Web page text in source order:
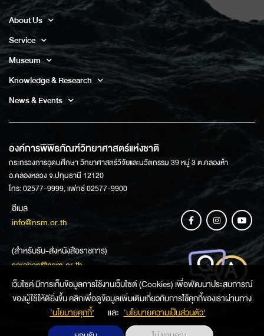
About Us
Service
Museum
Knowledge & Research
News & Events
องค์การพิพิธภัณฑ์วิทยาศาสตร์แห่งชาติ
กระทรวงการอุดมศึกษา วิทยาศาสตร์วิจัยและนวัตกรรม 39 หมู่ 3 ต.คลองห้า
อ.คลองหลวง จ.ปทุมธานี 12120
โทร: 02577-9999, แฟกซ์ 02577-9900
อีเมล
info@nsm.or.th
(สำหรับรับ-ส่งหนังสือราชการ)
saraban@nsm.or.th
ช่องทางการสอบถามข้อมูล
เว็บไซค์ มีการเก็บข้อมูลการใช้งานเว็บไซต์ (Cookies) เพื่อพัฒนาประสบการณ์
ของผู้ใช้ให้ดียิ่งขึ้น คลิกเพื่อดูข้อมูลเพิ่มเติมเกี่ยวกับการใช้คุกกี้ของเราผ่านทาง
‘นโยบายคุกกี้’
และ ‘นโยบายความเป็นส่วนตัว'